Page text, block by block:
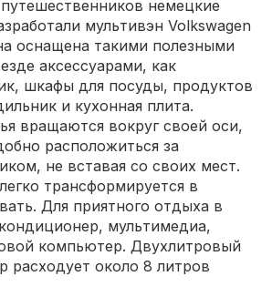
немецкие
мультивэн Volkswagen
оснащена такими полезными
аксессуарами, как
шкафы для посуды, продуктов
и кухонная плита.
вращаются вокруг своей оси,
расположиться за
не вставая со своих мест.
трансформируется в
Для приятного отдыха в
мультимедиа,
компьютер. Двухлитровый
расходует около 8 литров